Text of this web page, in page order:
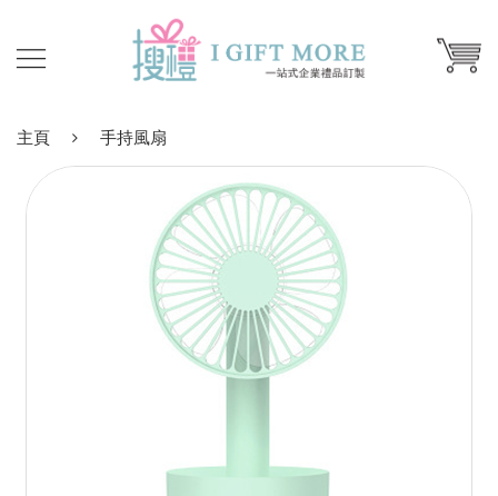
主頁 手持風扇